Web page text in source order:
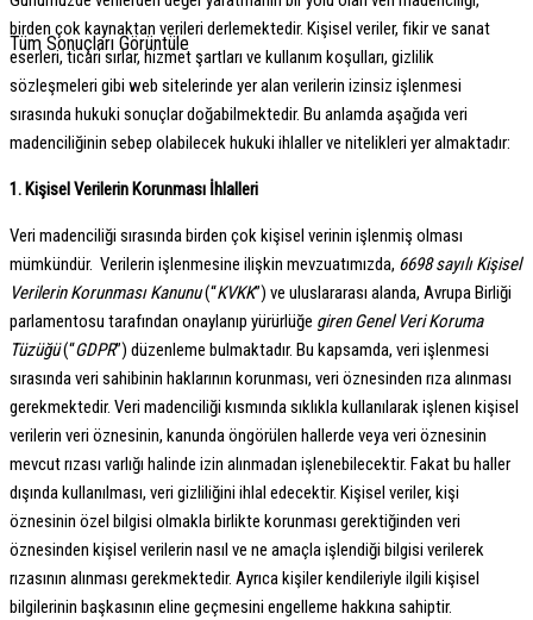
Tüm Sonuçları Görüntüle
birden çok kaynaktan verileri derlemektedir. Kişisel veriler, fikir ve sanat
eserleri, ticari sırlar, hizmet şartları ve kullanım koşulları, gizlilik
sözleşmeleri gibi web sitelerinde yer alan verilerin izinsiz işlenmesi
sırasında hukuki sonuçlar doğabilmektedir. Bu anlamda aşağıda veri
madenciliğinin sebep olabilecek hukuki ihlaller ve nitelikleri yer almaktadır:
1. Kişisel Verilerin Korunması İhlalleri
Veri madenciliği sırasında birden çok kişisel verinin işlenmiş olması
mümkündür. Verilerin işlenmesine ilişkin mevzuatımızda, 6698 sayılı Kişisel
Verilerin Korunması Kanunu(“KVKK”) ve uluslararası alanda, Avrupa Birliği
parlamentosu tarafından onaylanıp yürürlüğe giren Genel Veri Koruma
Tüzüğü(“GDPR”) düzenleme bulmaktadır. Bu kapsamda, veri işlenmesi
sırasında veri sahibinin haklarının korunması, veri öznesinden rıza alınması
gerekmektedir. Veri madenciliği kısmında sıklıkla kullanılarak işlenen kişisel
verilerin veri öznesinin, kanunda öngörülen hallerde veya veri öznesinin
mevcut rızası varlığı halinde izin alınmadan işlenebilecektir. Fakat bu haller
dışında kullanılması, veri gizliliğini ihlal edecektir. Kişisel veriler, kişi
öznesinin özel bilgisi olmakla birlikte korunması gerektiğinden veri
öznesinden kişisel verilerin nasıl ve ne amaçla işlendiği bilgisi verilerek
rızasının alınması gerekmektedir. Ayrıca kişiler kendileriyle ilgili kişisel
bilgilerinin başkasının eline geçmesini engelleme hakkına sahiptir.